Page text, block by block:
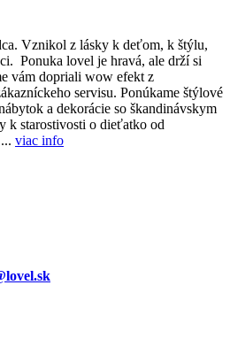
Vznikol z lásky k deťom, k štýlu,
Ponuka lovel je hravá, ale drží si
vám dopriali wow efekt z
servisu. Ponúkame štýlové
a dekorácie so škandinávskym
k starostivosti o dieťatko od
viac info